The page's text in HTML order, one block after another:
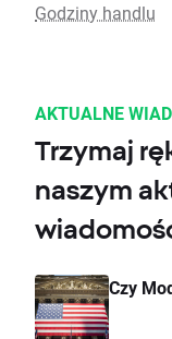
Godziny handlu
AKTUALNE
Trzymaj
naszym
Czy